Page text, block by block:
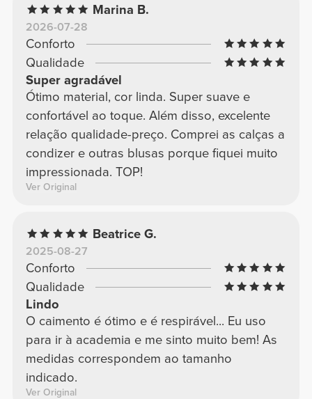
Marina B.
2026-07-28
Conforto
Qualidade
Super agradável
Ótimo material, cor linda. Super suave e
confortável ao toque. Além disso, excelente
relação qualidade-preço. Comprei as calças a
condizer e outras blusas porque fiquei muito
impressionada. TOP!
Ver Original
Beatrice G.
2025-08-27
Conforto
Qualidade
Lindo
O caimento é ótimo e é respirável... Eu uso
para ir à academia e me sinto muito bem! As
medidas correspondem ao tamanho
indicado.
Ver Original